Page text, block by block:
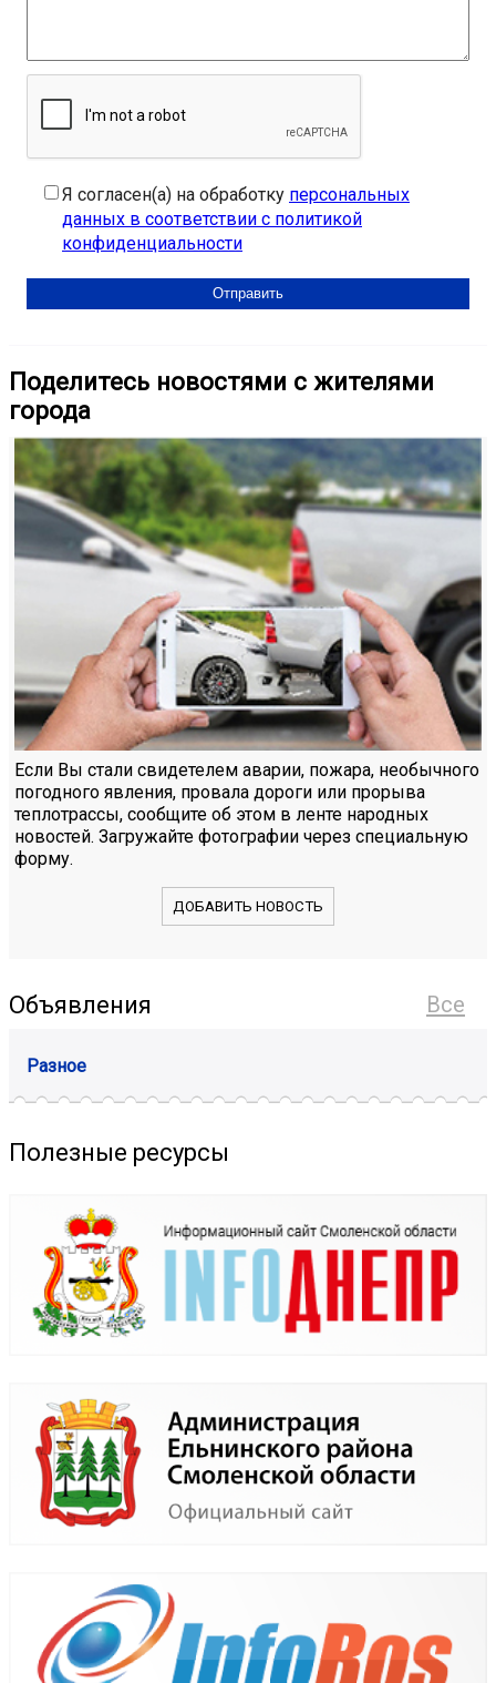
Я согласен(а) на обработку персональных
данных в соответствии с политикой
конфиденциальности
Поделитесь новостями с жителями
города
Если Вы стали свидетелем аварии, пожара, необычного
погодного явления, провала дороги или прорыва
теплотрассы, сообщите об этом в ленте народных
новостей. Загружайте фотографии через специальную
форму.
ДОБАВИТЬ НОВОСТЬ
Все
Объявления
Разное
Полезные ресурсы